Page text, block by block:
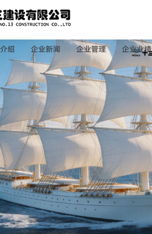
绍 企业新闻 企业管理 企业业绩